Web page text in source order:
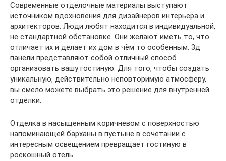
Современные отделочные материалы выступают
источником вдохновения для дизайнеров интерьера и
архитекторов. Люди любят находится в индивидуальной,
не стандартной обстановке. Они желают иметь то, что
отличает их и делает их дом в чём то особенным. 3д
панели представляют собой отличный способ
организовать вашу гостиную. Для того, чтобы создать
уникальную, действительно неповторимую атмосферу,
вы смело можете выбрать это решение для внутренней
отделки.
Отделка в насыщенным коричневом с поверхностью
напоминающей барханы в пустыне в сочетании с
интересным освещением превращает гостиную в
роскошный отель